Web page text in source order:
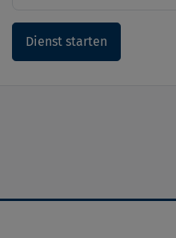
Dienst starten